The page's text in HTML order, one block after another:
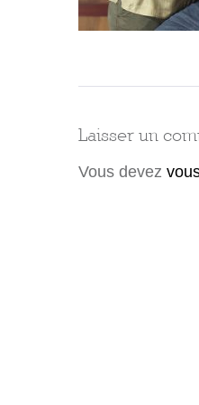
Laisser un
Vous devez